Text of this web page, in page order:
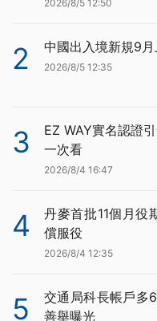
2026/8/5 12:50
2 中國出入境新規9
2026/8/5 12:35
3
EZ WAY實名認證
一次看
2026/8/4 16:47
4
丹麥首批11個月役
償服役
2026/8/4 12:35
5
交通局科長帳戶多
善舉曝光